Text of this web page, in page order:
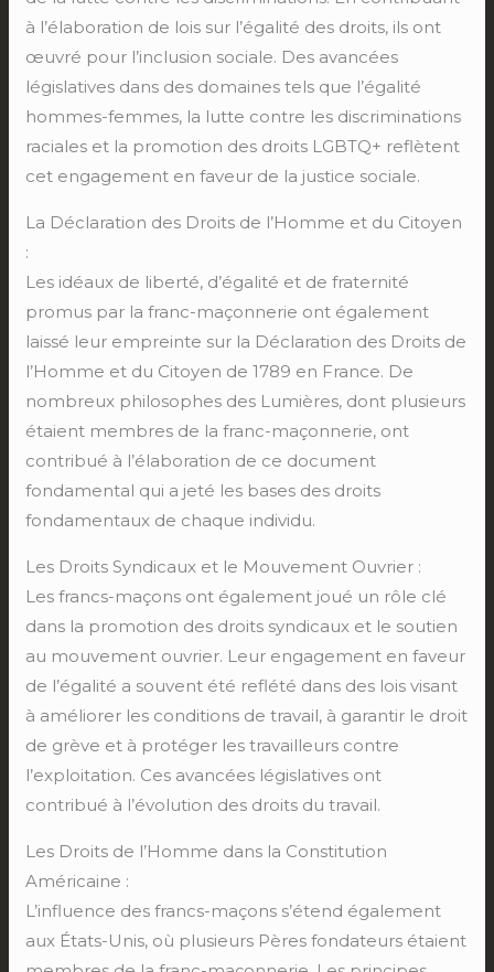
à l’élaboration de lois sur l’égalité des droits, ils ont
œuvré pour l’inclusion sociale. Des avancées
législatives dans des domaines tels que l’égalité
hommes-femmes, la lutte contre les discriminations
raciales et la promotion des droits LGBTQ+ reflètent
cet engagement en faveur de la justice sociale.
La Déclaration des Droits de l’Homme et du Citoyen
:
Les idéaux de liberté, d’égalité et de fraternité
promus par la franc-maçonnerie ont également
laissé leur empreinte sur la Déclaration des Droits de
l’Homme et du Citoyen de 1789 en France. De
nombreux philosophes des Lumières, dont plusieurs
étaient membres de la franc-maçonnerie, ont
contribué à l’élaboration de ce document
fondamental qui a jeté les bases des droits
fondamentaux de chaque individu.
Les Droits Syndicaux et le Mouvement Ouvrier :
Les francs-maçons ont également joué un rôle clé
dans la promotion des droits syndicaux et le soutien
au mouvement ouvrier. Leur engagement en faveur
de l’égalité a souvent été reflété dans des lois visant
à améliorer les conditions de travail, à garantir le droit
de grève et à protéger les travailleurs contre
l’exploitation. Ces avancées législatives ont
contribué à l’évolution des droits du travail.
Les Droits de l’Homme dans la Constitution
Américaine :
L’influence des francs-maçons s’étend également
aux États-Unis, où plusieurs Pères fondateurs étaient